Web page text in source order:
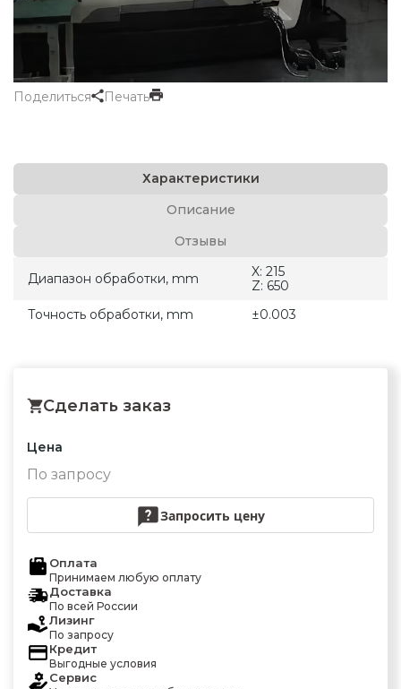
Поделиться Печать
Характеристики
Описание
Отзывы
Диапазон обработки, mm
X: 215
Z: 650
Точность обработки, mm
±0.003
Сделать заказ
Цена
По запросу
Запросить цену
Оплата
Принимаем любую оплату
Доставка
По всей России
Лизинг
По запросу
Кредит
Выгодные условия
Сервис